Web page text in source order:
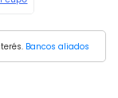
Bancos aliados